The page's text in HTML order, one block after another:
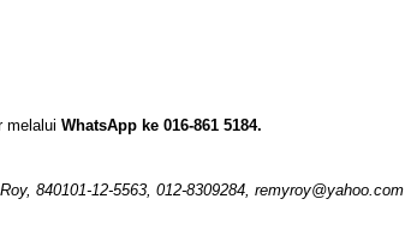
melalui WhatsApp ke 016-861 5184.
840101-12-5563, 012-8309284, remyroy@yahoo.com